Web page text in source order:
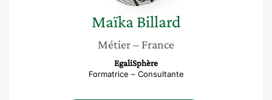
Maïka Billard
Métier– France
EgaliSphère
Formatrice – Consultante